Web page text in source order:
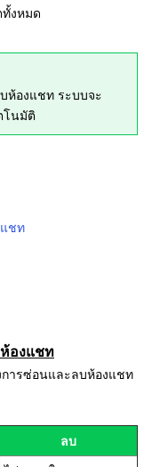
งหมด
ห้องแชท ระบบจะ
โนมัติ
ชท
องแชท
ารซ่อนและลบห้องแชท
ลบ